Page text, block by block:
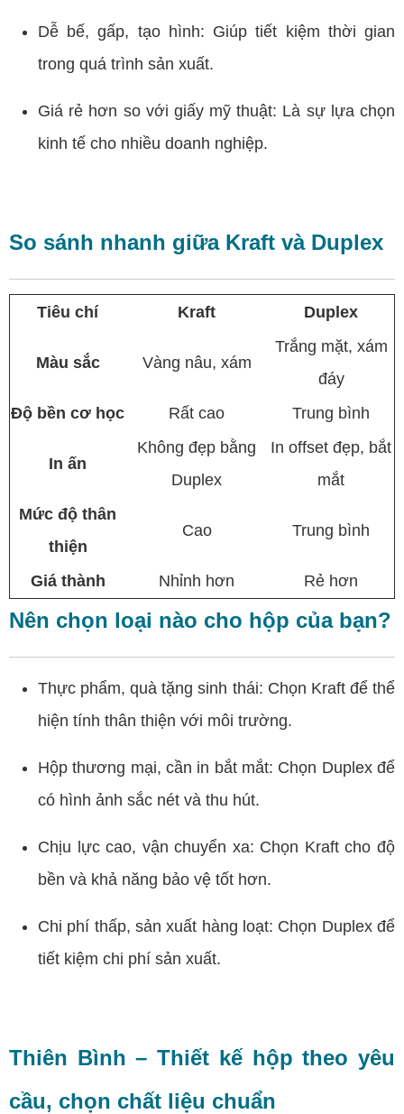
Dễ bế, gấp, tạo hình: Giúp tiết kiệm thời gian
trong quá trình sản xuất.
Giá rẻ hơn so với giấy mỹ thuật: Là sự lựa chọn
kinh tế cho nhiều doanh nghiệp.
So sánh nhanh giữa Kraft và Duplex
Tiêu chí Kraft Duplex
Màu sắc Vàng nâu, xám
Trắng mặt, xám
đáy
Độ bền cơ học
Rất cao Trung bình
In ấn
Không đẹp bằng
Duplex
In offset đẹp, bắt
mắt
Mức độ thân
thiện
Cao Trung bình
Giá thành Nhỉnh hơn Rẻ hơn
Nên chọn loại nào cho hộp của bạn?
Thực phẩm, quà tặng sinh thái: Chọn Kraft để thể
hiện tính thân thiện với môi trường.
Hộp thương mại, cần in bắt mắt: Chọn Duplex để
có hình ảnh sắc nét và thu hút.
Chịu lực cao, vận chuyển xa: Chọn Kraft cho độ
bền và khả năng bảo vệ tốt hơn.
Chi phí thấp, sản xuất hàng loạt: Chọn Duplex để
tiết kiệm chi phí sản xuất.
Thiên Bình – Thiết kế hộp theo yêu
cầu, chọn chất liệu chuẩn